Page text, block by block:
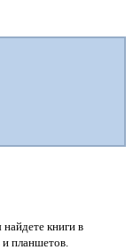
книги в
планшетов.